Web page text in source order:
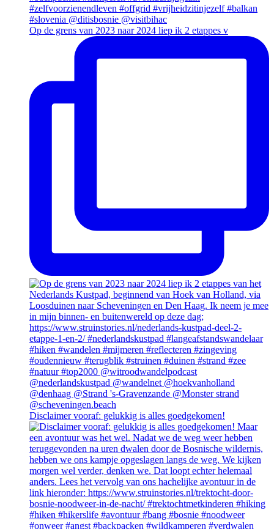
Op de grens van 2023 naar 2024 liep ik 2 etappes v
Disclaimer vooraf: gelukkig is alles goedgekomen!